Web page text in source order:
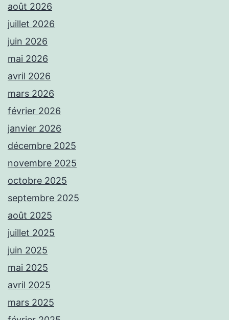
août 2026
juillet 2026
juin 2026
mai 2026
avril 2026
mars 2026
février 2026
janvier 2026
décembre 2025
novembre 2025
octobre 2025
septembre 2025
août 2025
juillet 2025
juin 2025
mai 2025
avril 2025
mars 2025